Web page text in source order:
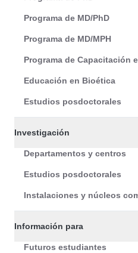
Programa de MD/PhD
Programa de MD/MPH
Programa de Capacitación
Educación en Bioética
Estudios posdoctorales
Investigación
Departamentos y centros
Estudios posdoctorales
Instalaciones y núcleos
Información para
Futuros estudiantes